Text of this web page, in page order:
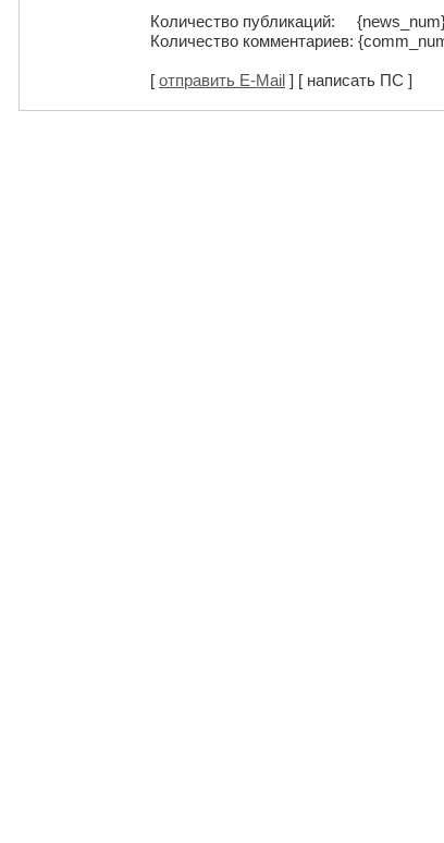
Количество публикаций:
Количество комментариев:
[ отправить E-Mail ] [ написать ПС ]